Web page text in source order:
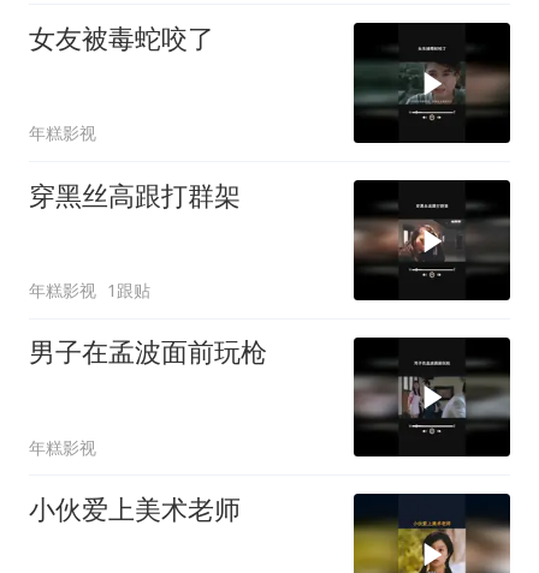
女友被毒蛇咬了
年糕影视
穿黑丝高跟打群架
年糕影视 1跟贴
男子在孟波面前玩枪
年糕影视
小伙爱上美术老师